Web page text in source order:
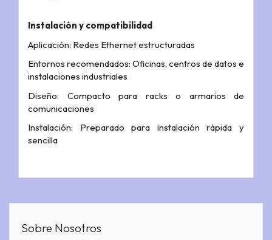
Instalación y compatibilidad
Aplicación: Redes Ethernet estructuradas
Entornos recomendados: Oficinas, centros de datos e
instalaciones industriales
Diseño: Compacto para racks o armarios de
comunicaciones
Instalación: Preparado para instalación rápida y
sencilla
Sobre Nosotros